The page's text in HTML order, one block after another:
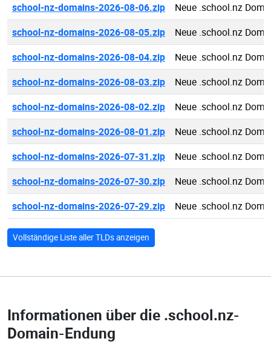
school-nz-domains-2026-08-06.zip
Neue .school.nz
school-nz-domains-2026-08-05.zip
Neue .school.nz
school-nz-domains-2026-08-04.zip
Neue .school.nz
school-nz-domains-2026-08-03.zip
Neue .school.nz
school-nz-domains-2026-08-02.zip
Neue .school.nz
school-nz-domains-2026-08-01.zip
Neue .school.nz
school-nz-domains-2026-07-31.zip
Neue .school.nz
school-nz-domains-2026-07-30.zip
Neue .school.nz
school-nz-domains-2026-07-29.zip
Neue .school.nz
Vollständige Liste aller TLDs anzeigen
Informationen über die .school.nz-
Domain-Endung